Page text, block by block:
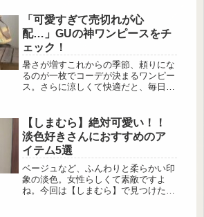
ゃんワールド”全開のデザインで、持
っているだけで気分が上がります！
mini 2025年11月号 付録：しなこちゃ
んプロデュース リボンポーチ 出
典:beautyまとめ 出典:beautyまと
め ピンクのメタリック生地が華や
かなリボン型ポーチ。中央には
「415」のロゴ...
「可愛すぎて売切れが心
配…」GUの神ワンピースをチ
ェック！
暑さが増すこれからの季節、頼りにな
るのが一枚でコーデが決まるワンピー
ス。さらに涼しくて快適だと、毎日の
ースを厳選してご紹介！トレンドをお
さえたデザインとプチプラ価格で、夏
のオシャレを思いきり楽しめますよ。
ノースリーブから5分袖まで、シーン
に合わせて選べるラインナップをぜひ
チェックしてくださいね。大人カジュ
アルに決まるポロワンピース 出
典:yuki__ya_kon2様ご提供 ...
【しまむら】絶対可愛い！！
淡色好きさんにおすすめのア
イテム5選
ベージュなど、ふんわりと柔らかい印
象の淡色。女性らしくて素敵ですよ
ね。今回は【しまむら】で見つけた、